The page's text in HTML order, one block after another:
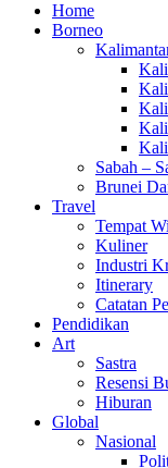
Home
Borneo
Sabah –
Brunei
Travel
Tempat
Kuliner
Industri
Itinerary
Catatan
Pendidikan
Art
Sastra
Resensi
Hiburan
Global
Nasional